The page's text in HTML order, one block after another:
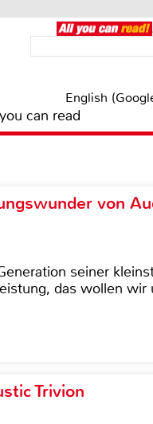
English
can read
von
seiner
das wollen wir
Trivion